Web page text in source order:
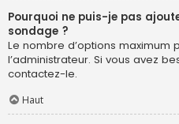
Pourquoi ne puis-je pas
sondage ?
Le nombre d’options
l’administrateur. Si vous avez
contactez-le.
Haut